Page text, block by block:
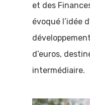
et des
évoqué l’idée
d’euros,
intermédiaire.